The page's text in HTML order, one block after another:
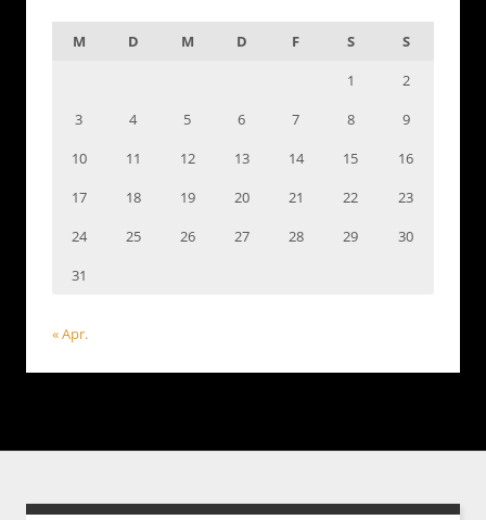
M D M D F S
S
1
2
3
4 5 6 7 8
9
10
11 12 13 14 15
16
17
18 19 20 21 22
23
24
25 26 27 28 29
30
31
« Apr.